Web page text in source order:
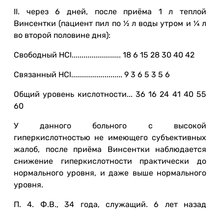
II. через 6 дней, после приёма 1 л теплой
Винсентки (пациент пил по ½ л воды утром и ¼ л
во второй половине дня):
Свободный HCl......................... 18 6 15 28 30 40 42
Связанный HCl.......................... 9 3 6 5 3 5 6
Общий уровень кислотности... 36 16 24 41 40 55
60
У данного больного с высокой
гиперкислотностью не имеющего субъективных
жалоб, после приёма Винсентки наблюдается
снижение гиперкислотности практически до
нормального уровня, и даже выше нормального
уровня.
П. 4. Ф.В., 34 года, служащий. 6 лет назад